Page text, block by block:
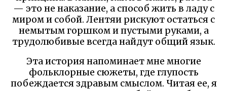
— это не наказание, а способ жить в ладу с
миром и собой. Лентяи рискуют остаться с
немытым горшком и пустыми руками, а
трудолюбивые всегда найдут общий язык.
Эта история напоминает мне многие
фольклорные сюжеты, где глупость
побеждается здравым смыслом. Читая ее, я